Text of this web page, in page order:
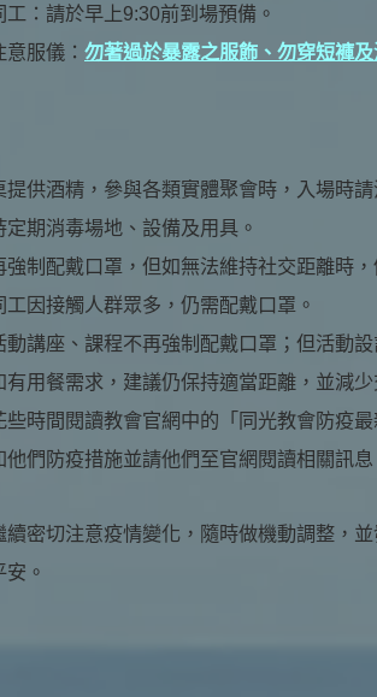
工：請於早上9:30前到場預備。
服儀： 勿著過於暴露之服飾、勿穿短褲
提供酒精，參與各類實體聚會時，入場時
定期消毒場地、設備及用具。
強制配戴口罩，但如無法維持社交距離時，
工因接觸人群眾多，仍需配戴口罩。
動講座、課程不再強制配戴口罩；但活動
有用餐需求，建議仍保持適當距離，並減少
些時間閱讀教會官網中的「同光教會防疫最
他們防疫措施並請他們至官網閱讀相關訊息
續密切注意疫情變化，隨時做機動調整，
。